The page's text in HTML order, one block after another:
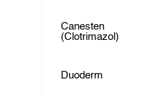
Canesten
(Clotrimazol)
Duoderm